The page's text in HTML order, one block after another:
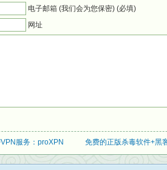
电子邮箱 (我们会为您保密) (必填)
网址
服务：proXPN 免费的正版杀毒软件+黑